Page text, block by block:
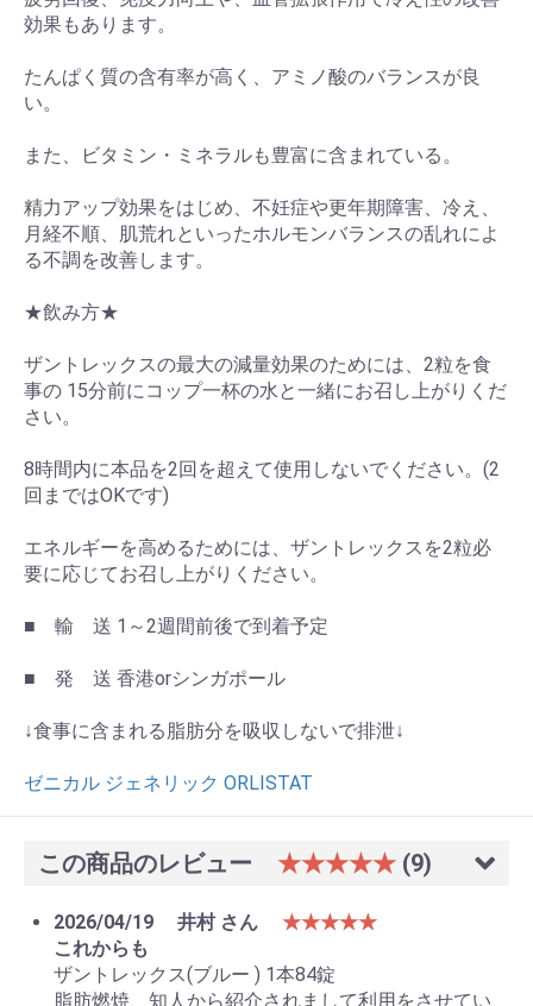
お買い物を続ける カートへ進む
効果もあります。
たんぱく質の含有率が高く、アミノ酸のバランスが良
い。
また、ビタミン・ミネラルも豊富に含まれている。
精力アップ効果をはじめ、不妊症や更年期障害、冷え、
月経不順、肌荒れといったホルモンバランスの乱れによ
る不調を改善します。
★飲み方★
ザントレックスの最大の減量効果のためには、2粒を食
事の 15分前にコップ一杯の水と一緒にお召し上がりくだ
さい。
8時間内に本品を2回を超えて使用しないでください。(2
回まではOKです)
エネルギーを高めるためには、ザントレックスを2粒必
要に応じてお召し上がりください。
■ 輸 送 1～2週間前後で到着予定
■ 発 送 香港orシンガポール
↓食事に含まれる脂肪分を吸収しないで排泄↓
ゼニカル ジェネリック ORLISTAT
この商品のレビュー ★★★★★ (9)
2026/04/19 井村 さん
★★★★★
これからも
ザントレックス(ブルー ) 1本84錠
脂肪燃焼、知人から紹介されまして利用をさせてい